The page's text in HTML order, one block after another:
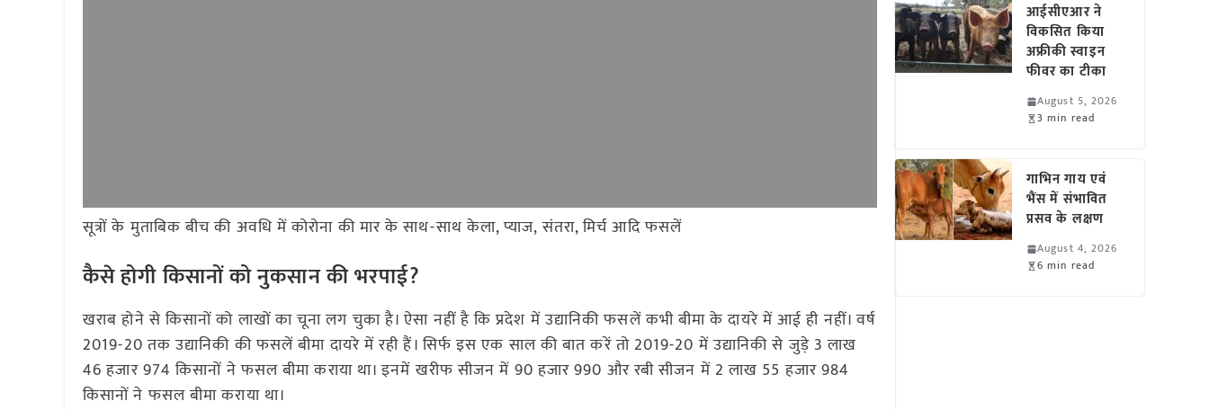
सूत्रों के मुताबिक बीच की अवधि में कोरोना की मार के साथ-साथ केला, प्याज, संतरा, मिर्च आदि फसलें
कैसे होगी किसानों को नुकसान की भरपाई?
खराब होने से किसानों को लाखों का चूना लग चुका है। ऐसा नहीं है कि प्रदेश में उद्यानिकी फसलें कभी बीमा के दायरे में आई ही नहीं। वर्ष
2019-20 तक उद्यानिकी की फसलें बीमा दायरे में रही हैं। सिर्फ इस एक साल की बात करें तो 2019-20 में उद्यानिकी से जुड़े 3 लाख
46 हजार 974 किसानों ने फसल बीमा कराया था। इनमें खरीफ सीजन में 90 हजार 990 और रबी सीजन में 2 लाख 55 हजार 984
किसानों ने फसल बीमा कराया था।
आईसीएआर ने
विकसित किया
अफ्रीकी स्वाइन
फीवर का टीका
August 5, 2026
3 min read
गाभिन गाय एवं
भैंस में संभावित
प्रसव के लक्षण
August 4, 2026
6 min read